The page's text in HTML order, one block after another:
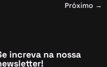
Próximo →
increva na nossa